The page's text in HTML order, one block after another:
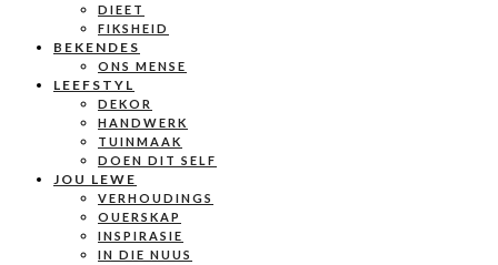
DIEET
FIKSHEID
BEKENDES
ONS MENSE
LEEFSTYL
DEKOR
HANDWERK
TUINMAAK
DOEN DIT SELF
JOU LEWE
VERHOUDINGS
OUERSKAP
INSPIRASIE
IN DIE NUUS